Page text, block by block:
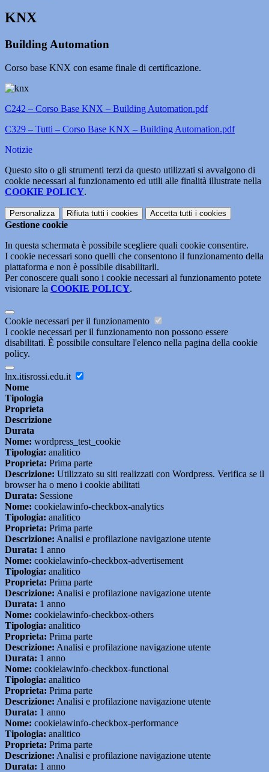
KNX
Building Automation
Corso base KNX con esame finale di certificazione.
C242 – Corso Base KNX – Building Automation.pdf
C329 – Tutti – Corso Base KNX – Building Automation.pdf
Notizie
Questo sito o gli strumenti terzi da questo utilizzati si avvalgono di
cookie necessari al funzionamento ed utili alle finalità illustrate nella
COOKIE POLICY.
Personalizza Rifiuta tutti i cookies Accetta tutti i cookies
Gestione cookie
In questa schermata è possibile scegliere quali cookie consentire.
I cookie necessari sono quelli che consentono il funzionamento della
piattaforma e non è possibile disabilitarli.
Per conoscere quali sono i cookie necessari al funzionamento potete
visionare la COOKIE POLICY.
Cookie necessari per il funzionamento
I cookie necessari per il funzionamento non possono essere
disabilitati. È possibile consultare l'elenco nella pagina della cookie
policy.
lnx.itisrossi.edu.it
Nome
Tipologia
Proprieta
Descrizione
Durata
Nome: wordpress_test_cookie
Tipologia: analitico
Proprieta: Prima parte
Descrizione: Utilizzato su siti realizzati con Wordpress. Verifica se il
browser ha o meno i cookie abilitati
Durata: Sessione
Nome: cookielawinfo-checkbox-analytics
Tipologia: analitico
Proprieta: Prima parte
Descrizione: Analisi e profilazione navigazione utente
Durata: 1 anno
Nome: cookielawinfo-checkbox-advertisement
Tipologia: analitico
Proprieta: Prima parte
Descrizione: Analisi e profilazione navigazione utente
Durata: 1 anno
Nome: cookielawinfo-checkbox-others
Tipologia: analitico
Proprieta: Prima parte
Descrizione: Analisi e profilazione navigazione utente
Durata: 1 anno
Nome: cookielawinfo-checkbox-functional
Tipologia: analitico
Proprieta: Prima parte
Descrizione: Analisi e profilazione navigazione utente
Durata: 1 anno
Nome: cookielawinfo-checkbox-performance
Tipologia: analitico
Proprieta: Prima parte
Descrizione: Analisi e profilazione navigazione utente
Durata: 1 anno